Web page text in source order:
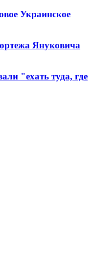
Украинское
Януковича
"ехать туда, где